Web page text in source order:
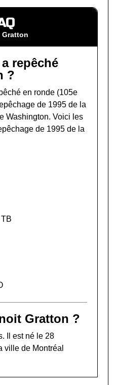
Gratton
repêché
?
en ronde (105e
de 1995 de la
Washington. Voici les
de 1995 de la
TB
Gratton ?
Il est né le 28
ville de Montréal